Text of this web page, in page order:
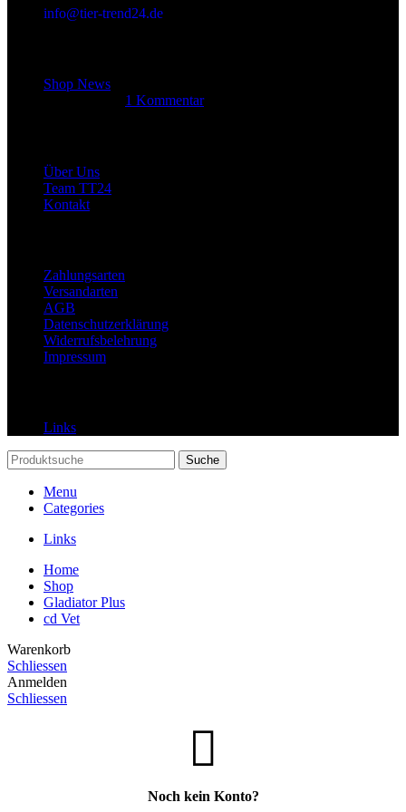
info@tier-trend24.de
Shop News
1 Kommentar
Über Uns
Team TT24
Kontakt
Zahlungsarten
Versandarten
AGB
Datenschutzerklärung
Widerrufsbelehrung
Impressum
Links
Suche
Menu
Categories
Links
Home
Shop
Gladiator Plus
cd Vet
Warenkorb
Schliessen
Anmelden
Schliessen
Noch kein Konto?